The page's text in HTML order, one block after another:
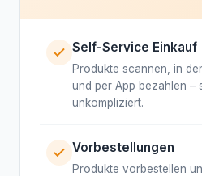
Self-Service Einkauf
Produkte scannen, in
und per App bezahlen –
unkompliziert.
Vorbestellungen
Produkte vorbestellen